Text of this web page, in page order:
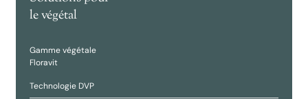
le végétal
Gamme végétale
Floravit
Technologie DVP